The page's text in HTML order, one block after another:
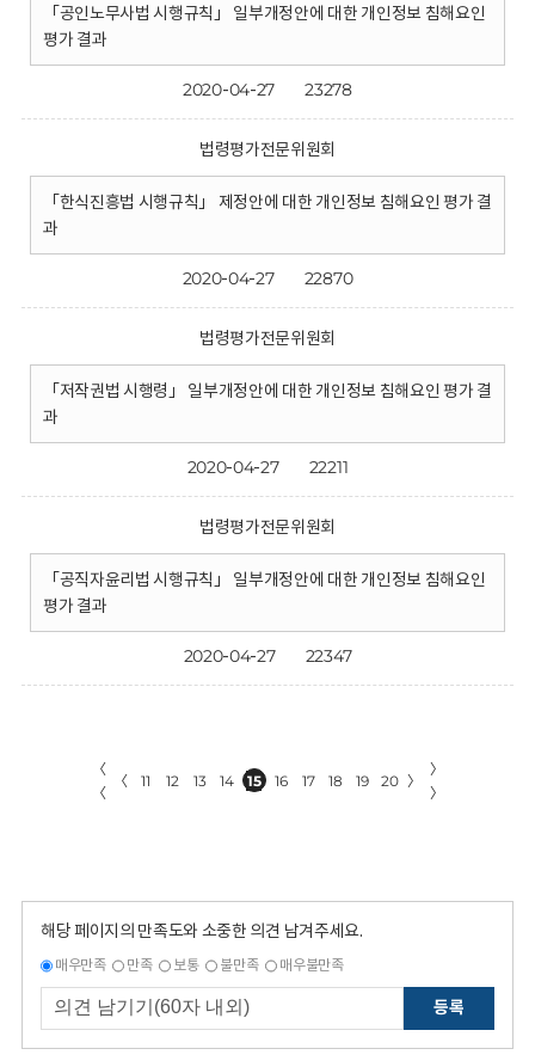
「공인노무사법 시행규칙」 일부개정안에 대한 개인정보 침해요인
평가 결과
2020-04-27 23278
법령평가전문위원회
「한식진흥법 시행규칙」 제정안에 대한 개인정보 침해요인 평가 결
과
2020-04-27 22870
법령평가전문위원회
「저작권법 시행령」 일부개정안에 대한 개인정보 침해요인 평가 결
과
2020-04-27 22211
법령평가전문위원회
「공직자윤리법 시행규칙」 일부개정안에 대한 개인정보 침해요인
평가 결과
2020-04-27 22347
〈
〈
〈 11 12 13 14 15 16 17 18 19 20 〉
〉
〉
해당 페이지의 만족도와 소중한 의견 남겨주세요.
매우만족 만족 보통 불만족 매우불만족
등록